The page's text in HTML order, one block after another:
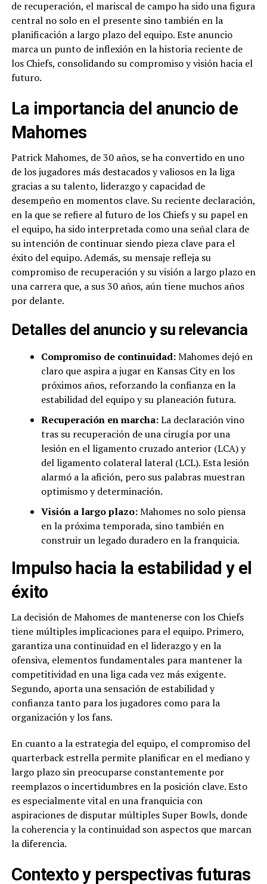
de recuperación, el mariscal de campo ha sido una figura
central no solo en el presente sino también en la
planificación a largo plazo del equipo. Este anuncio
marca un punto de inflexión en la historia reciente de
los Chiefs, consolidando su compromiso y visión hacia el
futuro.
La importancia del anuncio de
Mahomes
Patrick Mahomes, de 30 años, se ha convertido en uno
de los jugadores más destacados y valiosos en la liga
gracias a su talento, liderazgo y capacidad de
desempeño en momentos clave. Su reciente declaración,
en la que se refiere al futuro de los Chiefs y su papel en
el equipo, ha sido interpretada como una señal clara de
su intención de continuar siendo pieza clave para el
éxito del equipo. Además, su mensaje refleja su
compromiso de recuperación y su visión a largo plazo en
una carrera que, a sus 30 años, aún tiene muchos años
por delante.
Detalles del anuncio y su relevancia
Compromiso de continuidad:Mahomes dejó en
claro que aspira a jugar en Kansas City en los
próximos años, reforzando la confianza en la
estabilidad del equipo y su planeación futura.
Recuperación en marcha:La declaración vino
tras su recuperación de una cirugía por una
lesión en el ligamento cruzado anterior (LCA) y
del ligamento colateral lateral (LCL). Esta lesión
alarmó a la afición, pero sus palabras muestran
optimismo y determinación.
Visión a largo plazo:Mahomes no solo piensa
en la próxima temporada, sino también en
construir un legado duradero en la franquicia.
Impulso hacia la estabilidad y el
éxito
La decisión de Mahomes de mantenerse con los Chiefs
tiene múltiples implicaciones para el equipo. Primero,
garantiza una continuidad en el liderazgo y en la
ofensiva, elementos fundamentales para mantener la
competitividad en una liga cada vez más exigente.
Segundo, aporta una sensación de estabilidad y
confianza tanto para los jugadores como para la
organización y los fans.
En cuanto a la estrategia del equipo, el compromiso del
quarterback estrella permite planificar en el mediano y
largo plazo sin preocuparse constantemente por
reemplazos o incertidumbres en la posición clave. Esto
es especialmente vital en una franquicia con
aspiraciones de disputar múltiples Super Bowls, donde
la coherencia y la continuidad son aspectos que marcan
la diferencia.
Contexto y perspectivas futuras